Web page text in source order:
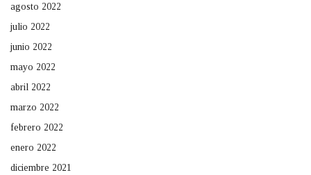
agosto 2022
julio 2022
junio 2022
mayo 2022
abril 2022
marzo 2022
febrero 2022
enero 2022
diciembre 2021